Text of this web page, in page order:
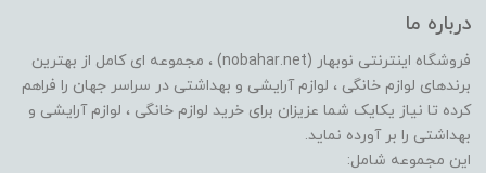
درباره ما
فروشگاه اینترنتی نوبهار (nobahar.net) ، مجموعه ای کامل از بهترین
برندهای لوازم خانگی ، لوازم آرایشی و بهداشتی در سراسر جهان را فراهم
کرده تا نیاز یکایک شما عزیزان برای خرید لوازم خانگی ، لوازم آرایشی و
بهداشتی را بر آورده نماید.
این مجموعه شامل: